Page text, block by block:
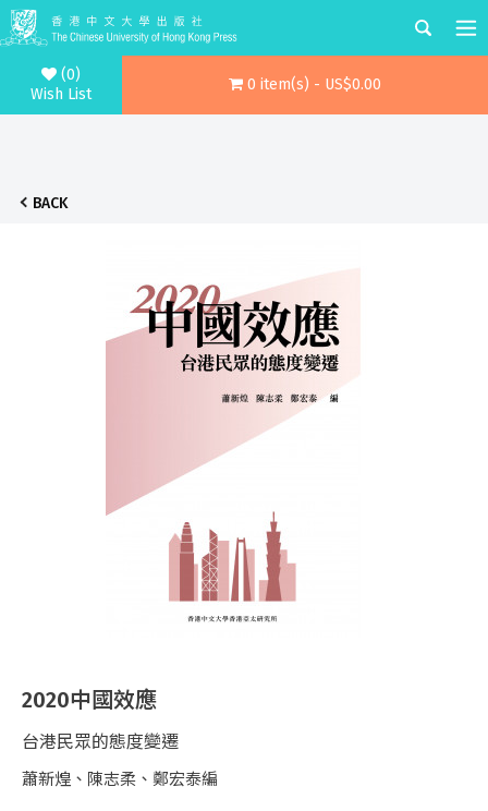
(0)
Wish List
0 item(s) - US$0.00
BACK
2020中國效應
台港民眾的態度變遷
蕭新煌、陳志柔、鄭宏泰編